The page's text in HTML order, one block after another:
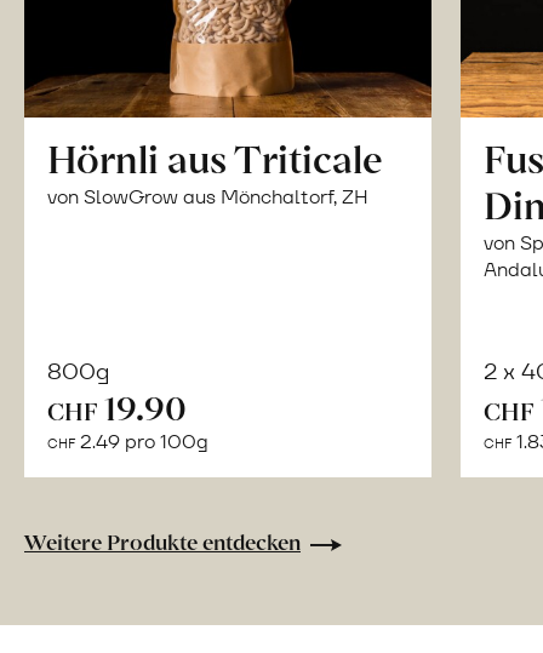
Hörnli aus Triticale
von SlowGrow aus Mönchaltorf, ZH
800g
CHF 19.90
CHF 2.49 pro 100g
von
2 x
CHF
CHF
Weitere Produkte entdecken